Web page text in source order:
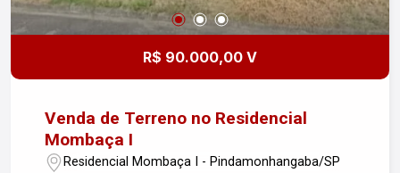
R$ 90.000,00 V
Venda de Terreno no Residencial
Mombaça I
Residencial Mombaça I - Pindamonhangaba/SP